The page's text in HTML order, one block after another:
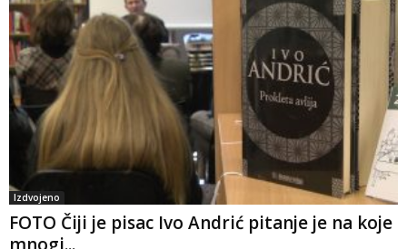
Izdvojeno
FOTO Čiji je pisac Ivo Andrić pitanje je na koje